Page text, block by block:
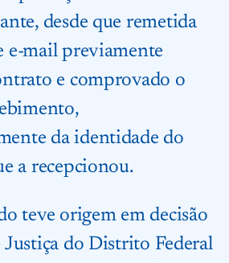
desde que remetida
e-mail previamente
e comprovado o
da identidade do
a recepcionou.
teve origem em decisão
do Distrito Federal